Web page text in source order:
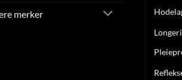
merker